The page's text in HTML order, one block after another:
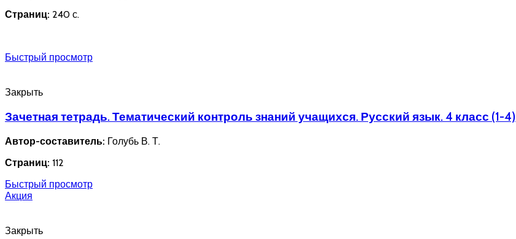
Страниц: 240 с.
Быстрый просмотр
Закрыть
Зачетная тетрадь. Тематический контроль знаний учащихся. Русский язык. 4 класс (1-4)
Автор-составитель: Голубь В. Т.
Страниц: 112
Быстрый просмотр
Акция
Закрыть